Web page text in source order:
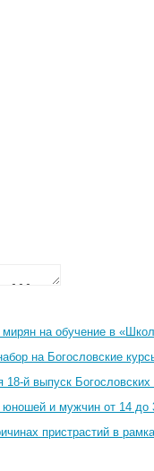
на обучение в
на Богословские
й выпуск
и мужчин от 14 до
пристрастий в